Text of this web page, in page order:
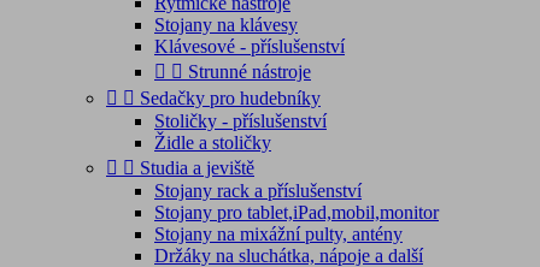
Stojany na klávesy
Klávesové - příslušenství
  Strunné nástroje
  Sedačky pro hudebníky
Stoličky - příslušenství
Židle a stoličky
  Studia a jeviště
Stojany rack a příslušenství
Stojany pro tablet,iPad,mobil,monitor
Stojany na mixážní pulty, antény
Držáky na sluchátka, nápoje a další